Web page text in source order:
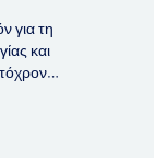
για τη
και
κύριο